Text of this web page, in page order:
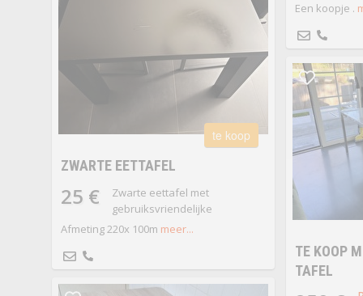
Een koopje .
te koop
ZWARTE EETTAFEL
25 €
Zwarte eettafel met
gebruiksvriendelijke
Afmeting 220x 100m meer...
TE KOOP
TAFEL